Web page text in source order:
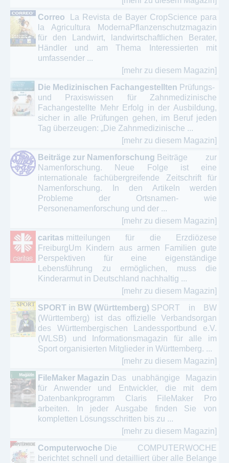
Correo
La Revista de Bayer CropScience para
la Agricultura ModernaPflanzenschutzmagazin
für den Landwirt, landwirtschaftlichen Berater,
Händler und am Thema Interessierten mit
umfassender ...
[mehr zu diesem Magazin]
Die Medizinischen Fachangestellten Prüfungs-
und Praxiswissen für Zahnmedizinische
Fachangestellte Mehr Erfolg in der Ausbildung,
sicher in alle Prüfungen gehen, im Beruf jeden
Tag überzeugen: „Die Zahnmedizinische ...
[mehr zu diesem Magazin]
Beiträge zur Namenforschung Beiträge zur
Namenforschung. Neue Folge ist eine
internationale fachübergreifende Zeitschrift für
Namenforschung. In den Artikeln werden
Probleme der Ortsnamen- wie
Personenamenforschung und der ...
[mehr zu diesem Magazin]
caritas mitteilungen für die Erzdiözese
FreiburgUm Kindern aus armen Familien gute
Perspektiven für eine eigenständige
Lebensführung zu ermöglichen, muss die
Kinderarmut in Deutschland nachhaltig ...
[mehr zu diesem Magazin]
SPORT in BW (Württemberg) SPORT in BW
(Württemberg) ist das offizielle Verbandsorgan
des Württembergischen Landessportbund e.V.
(WLSB) und Informationsmagazin für alle im
Sport organisierten Mitglieder in Württemberg. ...
[mehr zu diesem Magazin]
FileMaker Magazin Das unabhängige Magazin
für Anwender und Entwickler, die mit dem
Datenbankprogramm Claris FileMaker Pro
arbeiten. In jeder Ausgabe finden Sie von
kompletten Lösungsschritten bis zu ...
[mehr zu diesem Magazin]
Computerwoche Die COMPUTERWOCHE
berichtet schnell und detailliert über alle Belange